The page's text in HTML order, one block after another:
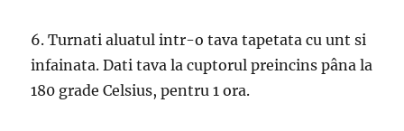
6. Turnati aluatul intr-o tava tapetata cu unt si
infainata. Dati tava la cuptorul preincins pâna la
180 grade Celsius, pentru 1 ora.